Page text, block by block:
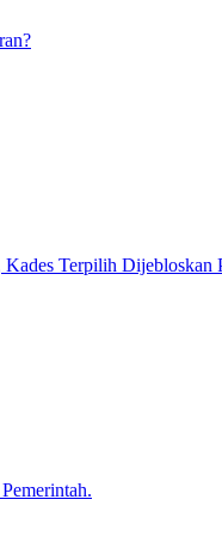
Terpilih Dijebloskan